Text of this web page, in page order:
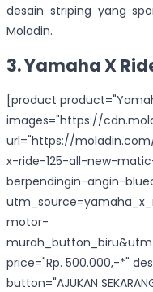
desain striping yang
Moladin.
3. Yamaha X
[product
images="https://
url="https://
x-ride-125-all-new-
berpendingin-angin-
motor-
price="Rp. 500.000,-*"
button="AJUKAN